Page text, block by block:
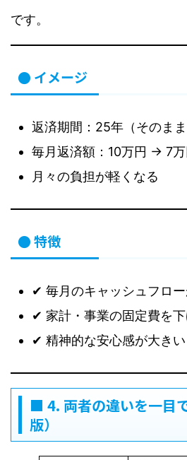
です。
● イメージ
返済期間：25年（そのまま
毎月返済額：10万円 → 7万
月々の負担が軽くなる
● 特徴
✔ 毎月のキャッシュフロ
✔ 家計・事業の固定費を
✔ 精神的な安心感が大きい
■ 4. 両者の違いを一目
版）